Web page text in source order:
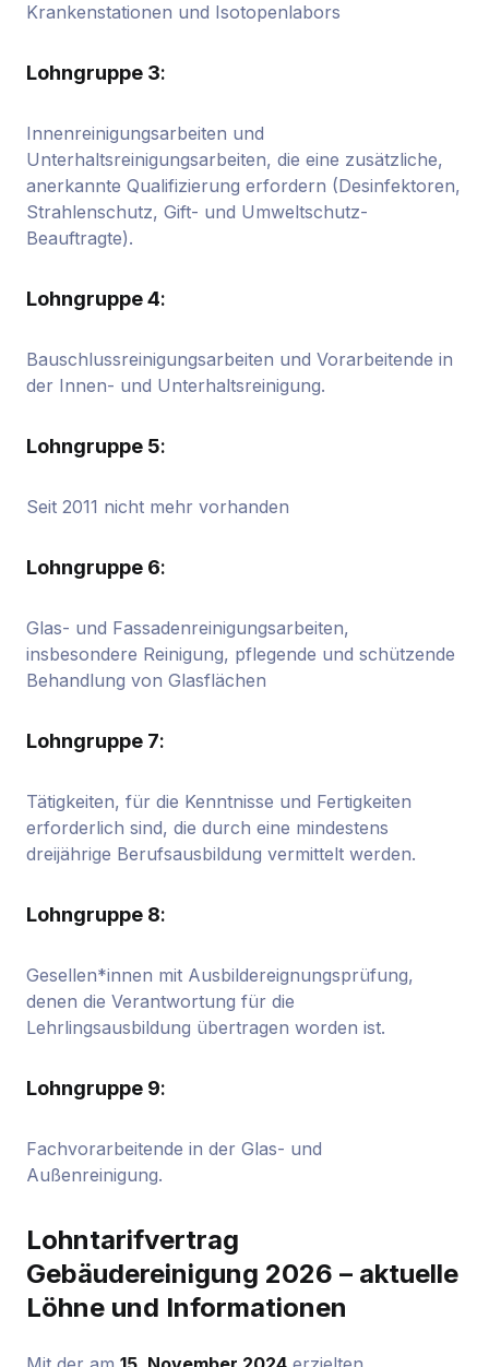
Krankenstationen und Isotopenlabors
Lohngruppe 3:
Innenreinigungsarbeiten und
Unterhaltsreinigungsarbeiten, die eine zusätzliche,
anerkannte Qualifizierung erfordern (Desinfektoren,
Strahlenschutz, Gift- und Umweltschutz-
Beauftragte).
Lohngruppe 4:
Bauschlussreinigungsarbeiten und Vorarbeitende in
der Innen- und Unterhaltsreinigung.
Lohngruppe 5:
Seit 2011 nicht mehr vorhanden
Lohngruppe 6:
Glas- und Fassadenreinigungsarbeiten,
insbesondere Reinigung, pflegende und schützende
Behandlung von Glasflächen
Lohngruppe 7:
Tätigkeiten, für die Kenntnisse und Fertigkeiten
erforderlich sind, die durch eine mindestens
dreijährige Berufsausbildung vermittelt werden.
Lohngruppe 8:
Gesellen*innen mit Ausbildereignungsprüfung,
denen die Verantwortung für die
Lehrlingsausbildung übertragen worden ist.
Lohngruppe 9:
Fachvorarbeitende in der Glas- und
Außenreinigung.
Lohntarifvertrag
Gebäudereinigung 2026 – aktuelle
Löhne und Informationen